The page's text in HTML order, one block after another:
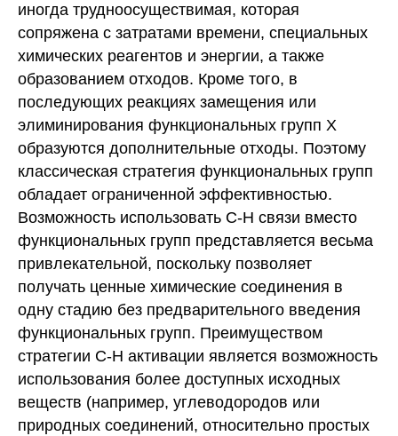
иногда трудноосуществимая, которая
сопряжена с затратами времени, специальных
химических реагентов и энергии, а также
образованием отходов. Кроме того, в
последующих реакциях замещения или
элиминирования функциональных групп X
образуются дополнительные отходы. Поэтому
классическая стратегия функциональных групп
обладает ограниченной эффективностью.
Возможность использовать С-Н связи вместо
функциональных групп представляется весьма
привлекательной, поскольку позволяет
получать ценные химические соединения в
одну стадию без предварительного введения
функциональных групп. Преимуществом
стратегии С-Н активации является возможность
использования более доступных исходных
веществ (например, углеводородов или
природных соединений, относительно простых